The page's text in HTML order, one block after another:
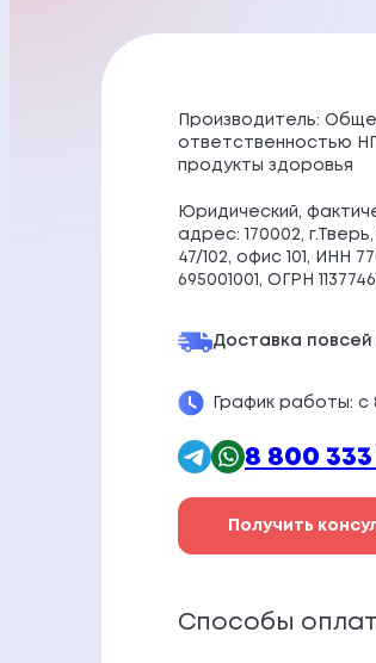
Производитель:
ответственностью
продукты здоровья
Юридический,
адрес: 170002,
47/102, офис 101, ИНН
695001001, ОГРН
Доставка повсей
График работы: с
8 800 333
Получить
Способы